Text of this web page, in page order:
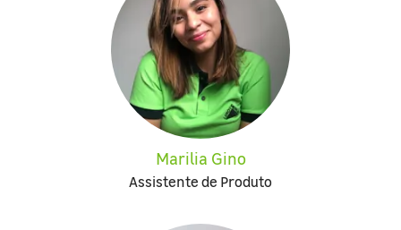
Marilia Gino
Assistente de Produto